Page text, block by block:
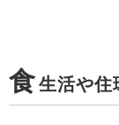
食生活や住